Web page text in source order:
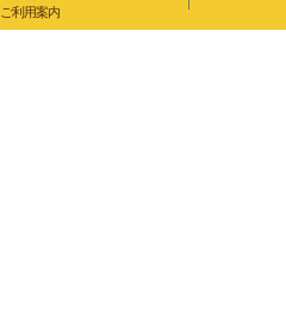
ご利用案内